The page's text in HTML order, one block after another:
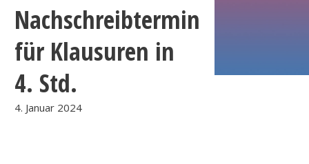
Nachschreibtermin
für Klausuren in
4. Std.
4. Januar 2024